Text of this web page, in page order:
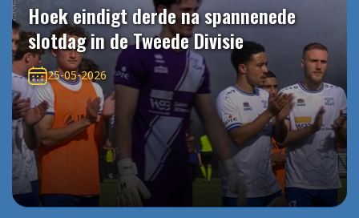
Hoek eindigt derde na spannenede
slotdag in de Tweede Divisie
25-05-2026